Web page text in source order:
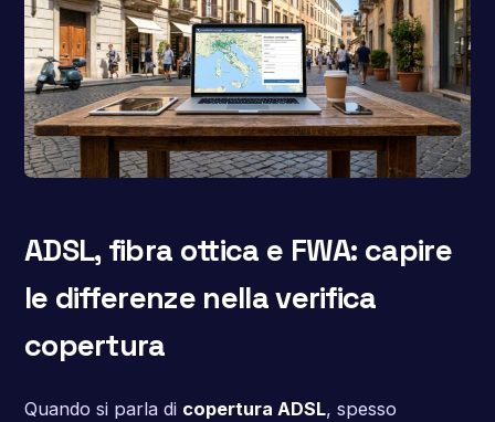
ADSL, fibra ottica e FWA: capire
le differenze nella verifica
copertura
Quando si parla di copertura ADSL, spesso